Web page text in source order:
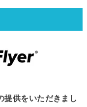
提供をいただきまし